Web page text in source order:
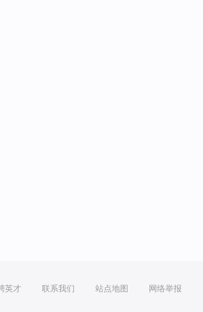
英才 联系我们 站点地图 网络举报